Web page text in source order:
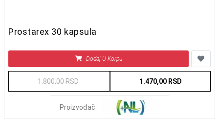
Prostarex 30 kapsula
Dodaj U Korpu
1.800,00 RSD 1.470,00 RSD
Proizvođač: